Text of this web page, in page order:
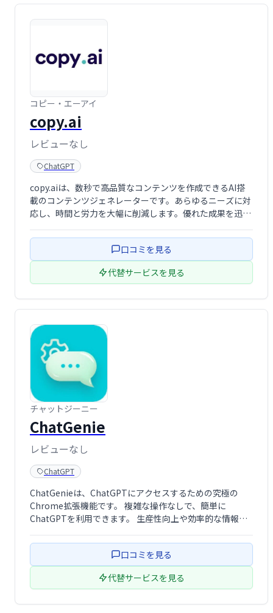
コピー・エーアイ
copy.ai
レビューなし
ChatGPT
copy.aiは、数秒で高品質なコンテンツを作成できるAI搭
載のコンテンツジェネレーターです。あらゆるニーズに対
応し、時間と労力を大幅に削減します。優れた成果を迅速
すすめです。
口コミを見る
代替サービスを見る
チャットジーニー
ChatGenie
レビューなし
ChatGPT
ChatGenieは、ChatGPTにアクセスするための究極の
Chrome拡張機能です。 複雑な操作なしで、簡単に
ChatGPTを利用できます。 生産性向上や効率的な情報収
トします。 今すぐChatGenieをインストールして、
口コミを見る
代替サービスを見る